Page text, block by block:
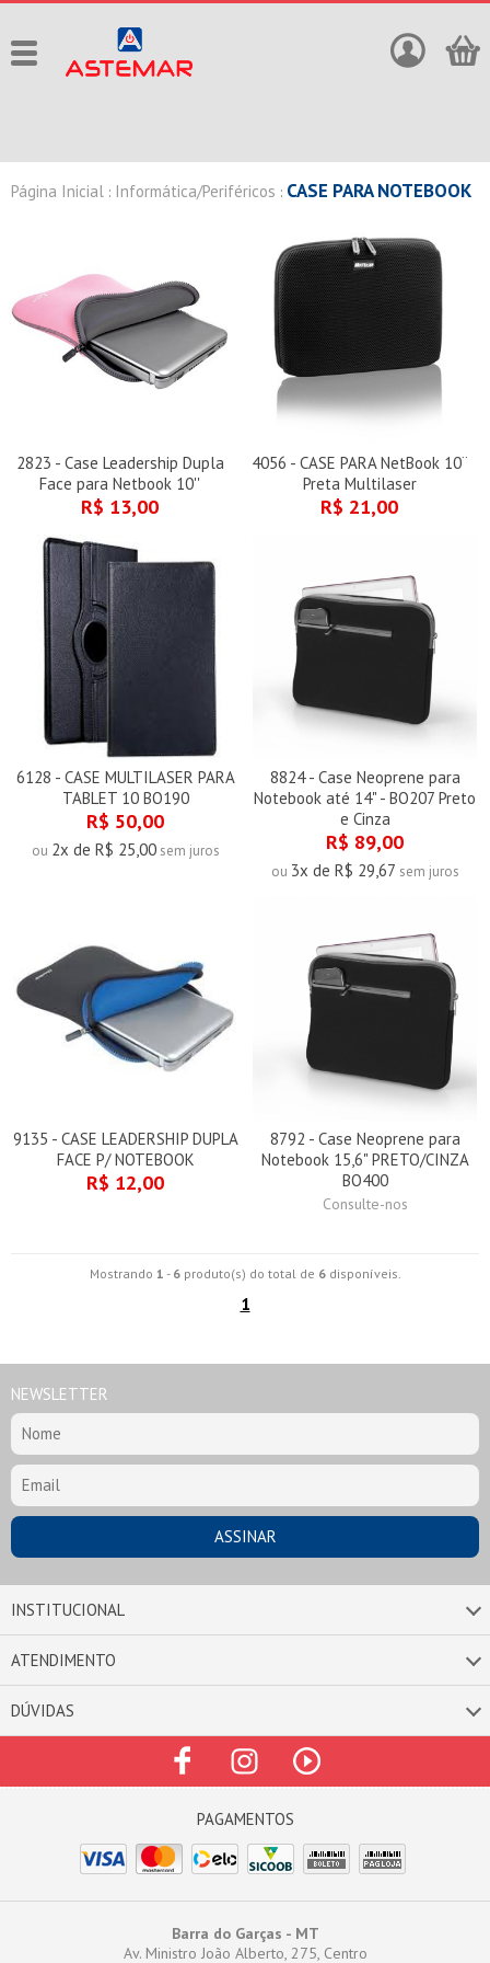
Página Inicial : Informática/Periféricos : CASE PARA NOTEBOOK
2823 - Case Leadership Dupla
Face para Netbook 10''
R$ 13,00
4056 - CASE PARA NetBook 10¨
Preta Multilaser
R$ 21,00
6128 - CASE MULTILASER PARA
TABLET 10 BO190
R$ 50,00
ou 2x de R$ 25,00sem juros
8824 - Case Neoprene para
Notebook até 14" - BO207 Preto
e Cinza
R$ 89,00
ou 3x de R$ 29,67 sem juros
9135 - CASE LEADERSHIP DUPLA
FACE P/ NOTEBOOK
R$ 12,00
8792 - Case Neoprene para
Notebook 15,6" PRETO/CINZA
BO400
Consulte-nos
Mostrando 1 - 6produto(s) do total de 6disponíveis.
1
NEWSLETTER
INSTITUCIONAL
ATENDIMENTO
DÚVIDAS
Barra do Garças - MT
Av. Ministro João Alberto, 275, Centro